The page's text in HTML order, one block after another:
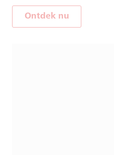
Ontdek nu